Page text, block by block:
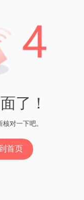
了！
对一下吧。
首页